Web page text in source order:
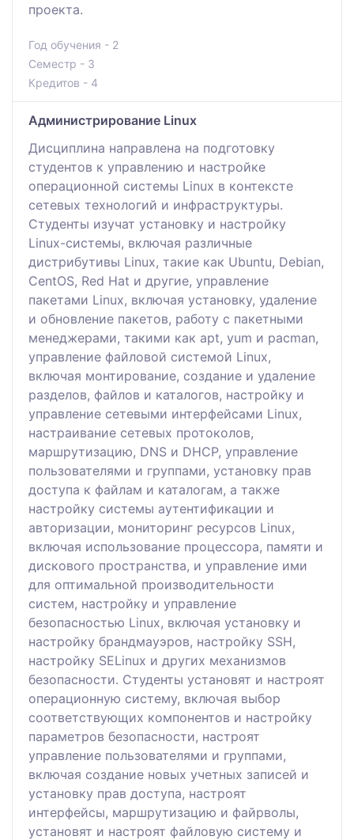
проекта.
Год обучения - 2
Семестр - 3
Кредитов - 4
Администрирование Linux
Дисциплина направлена на подготовку
студентов к управлению и настройке
операционной системы Linux в контексте
сетевых технологий и инфраструктуры.
Студенты изучат установку и настройку
Linux-системы, включая различные
дистрибутивы Linux, такие как Ubuntu, Debian,
CentOS, Red Hat и другие, управление
пакетами Linux, включая установку, удаление
и обновление пакетов, работу с пакетными
менеджерами, такими как apt, yum и pacman,
управление файловой системой Linux,
включая монтирование, создание и удаление
разделов, файлов и каталогов, настройку и
управление сетевыми интерфейсами Linux,
настраивание сетевых протоколов,
маршрутизацию, DNS и DHCP, управление
пользователями и группами, установку прав
доступа к файлам и каталогам, а также
настройку системы аутентификации и
авторизации, мониторинг ресурсов Linux,
включая использование процессора, памяти и
дискового пространства, и управление ими
для оптимальной производительности
систем, настройку и управление
безопасностью Linux, включая установку и
настройку брандмауэров, настройку SSH,
настройку SELinux и других механизмов
безопасности. Студенты установят и настроят
операционную систему, включая выбор
соответствующих компонентов и настройку
параметров безопасности, настроят
управление пользователями и группами,
включая создание новых учетных записей и
установку прав доступа, настроят
интерфейсы, маршрутизацию и файрволы,
установят и настроят файловую систему и